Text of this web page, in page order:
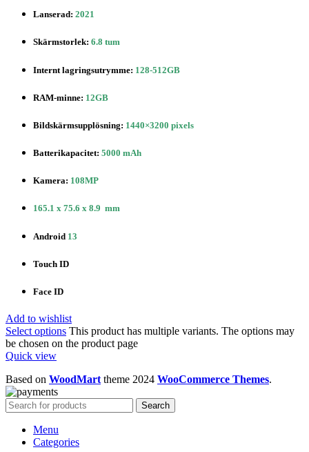
Lanserad: 2021
Skärmstorlek: 6.8 tum
Internt lagringsutrymme: 128-512GB
RAM-minne: 12GB
Bildskärmsupplösning: 1440×3200 pixels
Batterikapacitet: 5000 mAh
Kamera: 108MP
165.1 x 75.6 x 8.9 mm
Android 13
Touch ID
Face ID
Add to wishlist
Select options This product has multiple variants. The options may
be chosen on the product page
Quick view
Based on WoodMart theme 2024 WooCommerce Themes.
Search
Menu
Categories